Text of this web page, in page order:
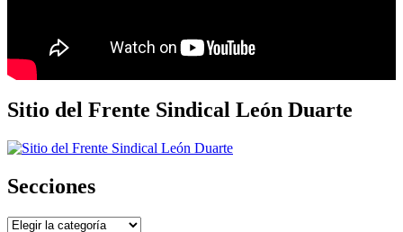
Sitio del Frente Sindical León Duarte
Secciones
Secciones